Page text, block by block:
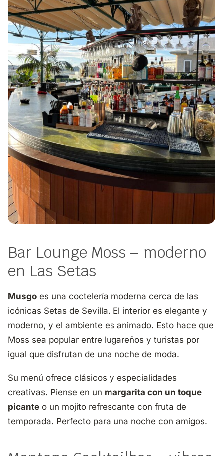
Bar Lounge Moss – moderno
en Las Setas
Musgo es una coctelería moderna cerca de las
icónicas Setas de Sevilla. El interior es elegante y
moderno, y el ambiente es animado. Esto hace que
Moss sea popular entre lugareños y turistas por
igual que disfrutan de una noche de moda.
Su menú ofrece clásicos y especialidades
creativas. Piense en un margarita con un toque
picante o un mojito refrescante con fruta de
temporada. Perfecto para una noche con amigos.